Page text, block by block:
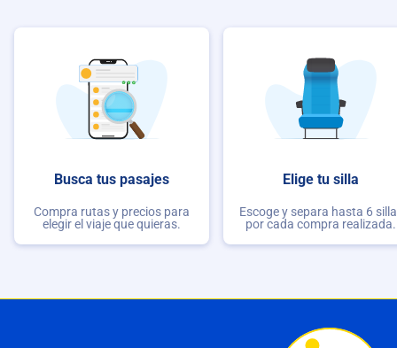
Busca tus pasajes
Compra rutas y precios para
elegir el viaje que quieras.
Elige tu silla
Escoge y separa hasta 6
por cada compra realizada.